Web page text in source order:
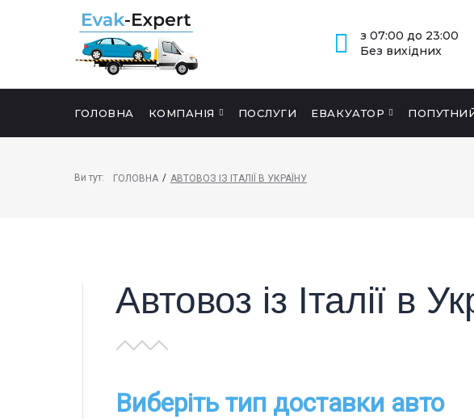
з 07:00 до 23:00
Без вихідних
ГОЛОВНА КОМПАНІЯ ПОСЛУГИ ЕВАКУАТОР
Ви тут: ГОЛОВНА / АВТОВОЗ ІЗ ІТАЛІЇ В УКРАЇНУ
Автовоз із Італії в
Виберіть тип доставки авто
ПОШУК НА САЙТІ